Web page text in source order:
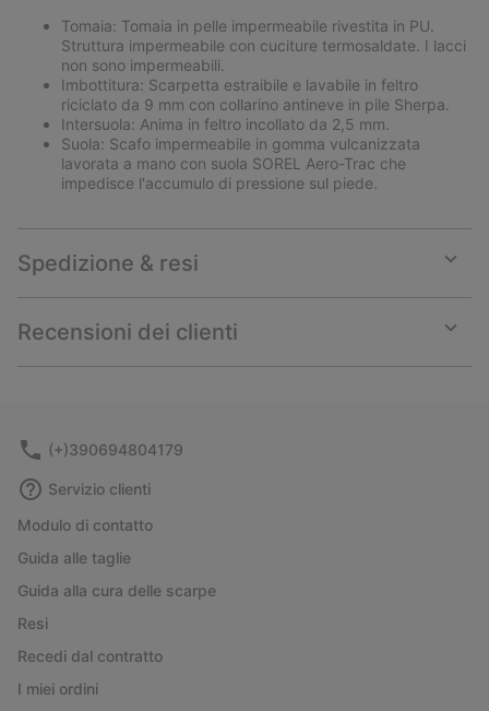
Tomaia: Tomaia in pelle impermeabile rivestita in PU.
Struttura impermeabile con cuciture termosaldate. I lacci
non sono impermeabili.
Imbottitura: Scarpetta estraibile e lavabile in feltro
riciclato da 9 mm con collarino antineve in pile Sherpa.
Intersuola: Anima in feltro incollato da 2,5 mm.
Suola: Scafo impermeabile in gomma vulcanizzata
lavorata a mano con suola SOREL Aero-Trac che
impedisce l'accumulo di pressione sul piede.
Spedizione & resi
or
Recensioni dei clienti
or
(+)390694804179
Servizio clienti
Modulo di contatto
Guida alle taglie
Guida alla cura delle scarpe
Resi
Recedi dal contratto
I miei ordini